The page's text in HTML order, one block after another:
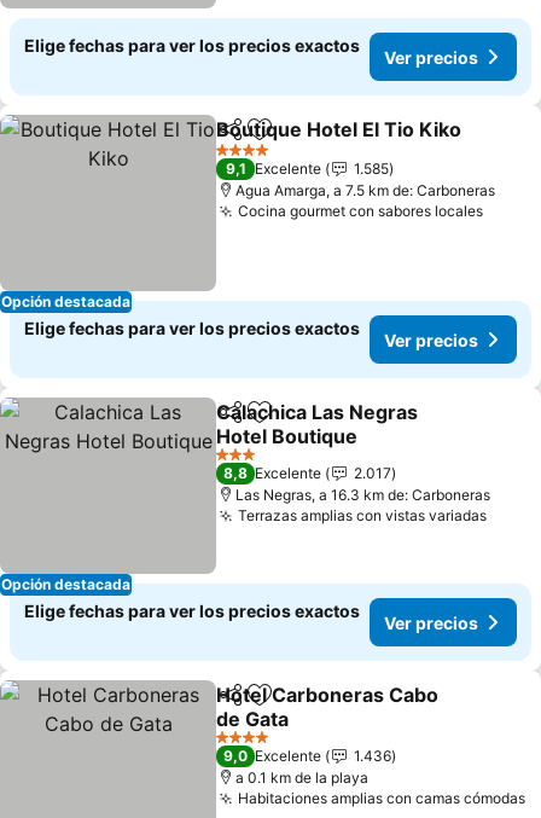
Elige fechas para ver los precios exactos
Ver precios
Opción destacada
CompartirAgregar a favoritos
Boutique Hotel El Tio Kiko
4 Estrellas
9,1 Excelente
1.585
Agua Amarga, a 7.5 km de: Carboneras
Cocina gourmet con sabores locales
Elige fechas para ver los precios exactos
Ver precios
Opción destacada
CompartirAgregar a favoritos
Calachica Las Negras
Hotel Boutique
3 Estrellas
8,8 Excelente
2.017
Las Negras, a 16.3 km de: Carboneras
Terrazas amplias con vistas variadas
Elige fechas para ver los precios exactos
Ver precios
CompartirAgregar a favoritos
Hotel Carboneras Cabo
de Gata
4 Estrellas
9,0 Excelente
1.436
a 0.1 km de la playa
Habitaciones amplias con camas cómodas